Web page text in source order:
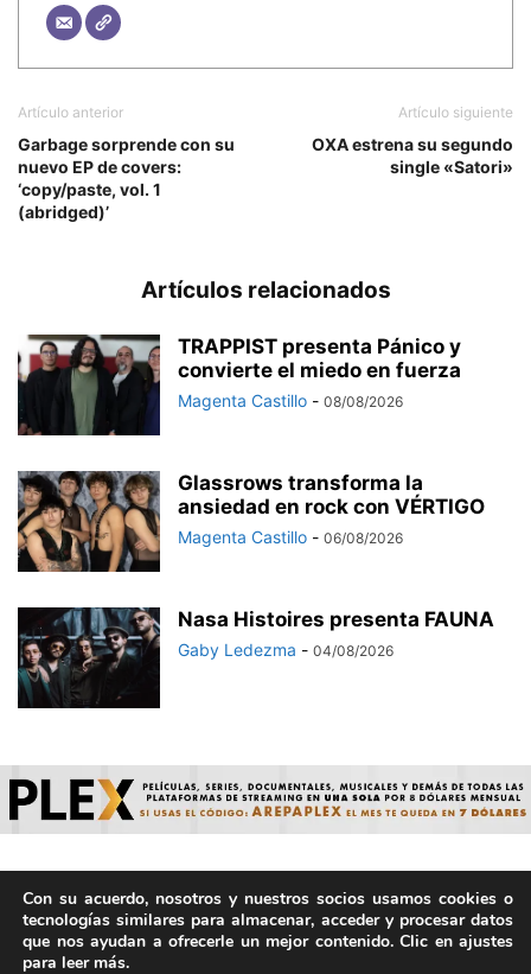
Artículo anterior
Garbage sorprende con su
nuevo EP de covers:
‘copy/paste, vol. 1
(abridged)’
Artículo siguiente
OXA estrena su segundo
single «Satori»
Artículos relacionados
TRAPPIST presenta Pánico y
convierte el miedo en fuerza
Magenta Castillo - 08/08/2026
Glassrows transforma la
ansiedad en rock con VÉRTIGO
Magenta Castillo - 06/08/2026
Nasa Histoires presenta FAUNA
Gaby Ledezma - 04/08/2026
© ArepaVolatil.Com 2021-2025 - Hecho por humanos, no por
IA. | Todos los derechos reservados.
Con su acuerdo, nosotros y nuestros socios usamos cookies o
tecnologías similares para almacenar, acceder y procesar datos
que nos ayudan a ofrecerle un mejor contenido. Clic en ajustes
para leer más.